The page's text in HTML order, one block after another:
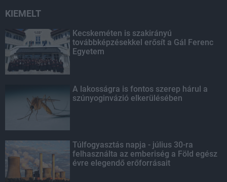
KIEMELT
Kecskeméten is szakirányú
továbbképzésekkel erősít a Gál Ferenc
Egyetem
A lakosságra is fontos szerep hárul a
szúnyoginvázió elkerülésében
Túlfogyasztás napja - július 30-ra
felhasználta az emberiség a Föld egész
évre elegendő erőforrásait